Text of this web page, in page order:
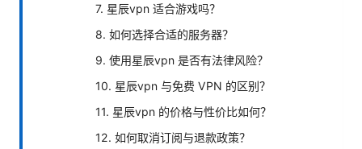
7. 星辰vpn 适合游戏吗？
8. 如何选择合适的服务器？
9. 使用星辰vpn 是否有法律风险？
10. 星辰vpn 与免费 VPN 的区别？
11. 星辰vpn 的价格与性价比如何？
12. 如何取消订阅与退款政策？